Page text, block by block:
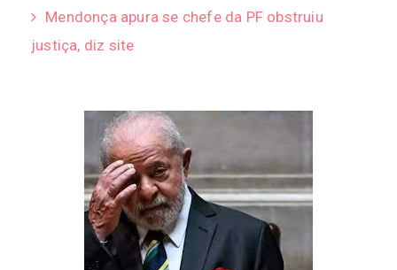
Mendonça apura se chefe da PF obstruiu
justiça, diz site